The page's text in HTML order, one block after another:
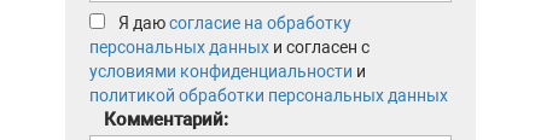
Я даюсогласие на обработку
персональных данных и согласен с
условиями конфиденциальности и
политикой обработки персональных данных
Комментарий: